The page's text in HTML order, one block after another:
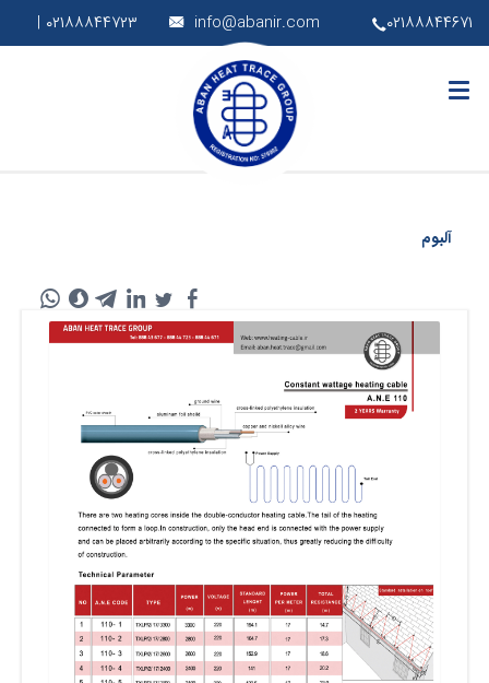
info@abanir.com ۰۲۱۸۸۸۴۴۷۲۳ | ۰۲۱۸۸۸۴۴۶۷۱
آلبوم